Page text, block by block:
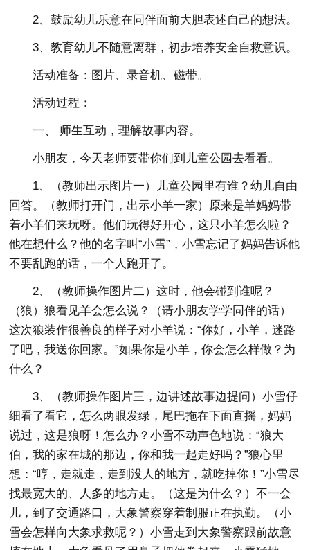
2、鼓励幼儿乐意在同伴面前大胆表述自己的想法。
3、教育幼儿不随意离群，初步培养安全自救意识。
活动准备 ：图片、录音机、磁带。
活动过程：
一、 师生互动，理解故事内容。
小朋友，今天老师要带你们到儿童公园去看看。
1、（教师出示图片一）儿童公园里有谁？幼儿自由
回答。（教师打开门，出示小羊一家）原来是羊妈妈带
着小羊们来玩呀。他们玩得好开心，这只小羊怎么啦？
他在想什么？他的名字叫“小雪”，小雪忘记了妈妈告诉他
不要乱跑的话，一个人跑开了。
2、（教师操作图片二）这时，他会碰到谁呢？
（狼）狼看见羊会怎么说？（请小朋友学学同伴的话）
这次狼装作很善良的样子对小羊说：“你好，小羊，迷路
了吧，我送你回家。”如果你是小羊，你会怎么样做？为
什么？
3、（教师操作图片三，边讲述故事边提问）小雪仔
细看了看它，怎么两眼发绿，尾巴拖在下面直摇，妈妈
说过，这是狼呀！怎么办？小雪不动声色地说：“狼大
伯，我的家在城的那边，你和我一起走好吗？”狼心里
想：“哼，走就走，走到没人的地方，就吃掉你！”小雪尽
找最宽大的、人多的地方走。（这是为什么？）不一会
儿，到了交通路口，大象警察穿着制服正在执勤。（小
雪会怎样向大象求救呢？）小雪走到大象警察跟前故意